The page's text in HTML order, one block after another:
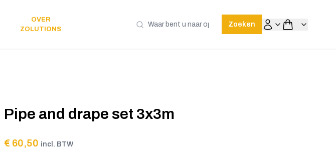
OVER
ZOLUTIONS
Zoeken
Pipe and drape set 3x3m
€ 60,50 incl. BTW